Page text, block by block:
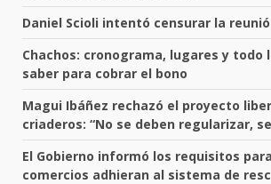
Daniel Scioli intentó censurar la
Chachos: cronograma, lugares y todo
saber para cobrar el bono
Magui Ibáñez rechazó el proyecto
criaderos: “No se deben regularizar,
El Gobierno informó los requisitos
comercios adhieran al sistema de